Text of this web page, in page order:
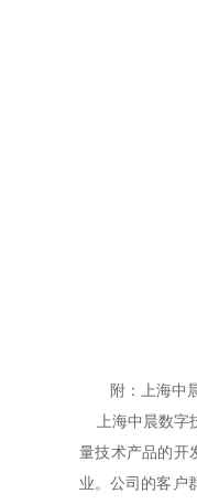
附：上海中
上海中晨数字
量技术产品的开
业。公司的客户